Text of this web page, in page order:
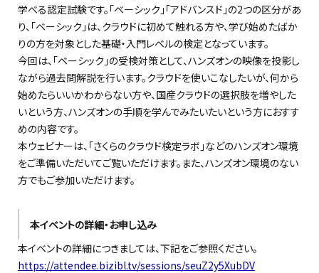
学べる認定試験です。「ベーシック」「アドバンスド」の2つの区分があ
り、「ベーシック」は、クラウドに初めて触れる方や、学び始めたばか
りの方を対象とした基礎・入門レベルの検定となっています。
今回は、「ベーシック」の受検対策として、ハンズオンの映像を投影し
ながら過去問解説を行います。クラウドを使いこなしたいが、何から
始めたらいいかわからない方や、国産クラウドの選択肢を増やした
いという方、ハンズオンの手順を学んでみたいたいという方におすす
めの内容です。
本ウェビナーは、「さくらのクラウド検定ラボ」などのハンズオン環境
をご準備いただいてご覧いただけます。また、ハンズオン環境のない
方でもご参加いただけます。
本イベントの詳細・お申し込み
本イベントの詳細につきましては、下記をご参照ください。
https://attendee.bizibl.tv/sessions/seuZ2y5XubDV